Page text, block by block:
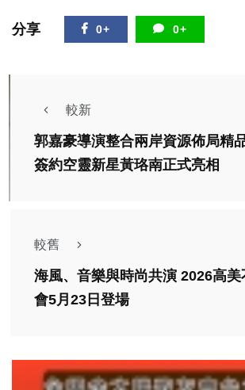
分享 0+ 0+
較新
郭嘉豪導演整合兩岸資源佈局精
簽約空靈新星黃珞南正式亮相
較舊
海風、音樂與時尚共演 2026高
會5月23日登場